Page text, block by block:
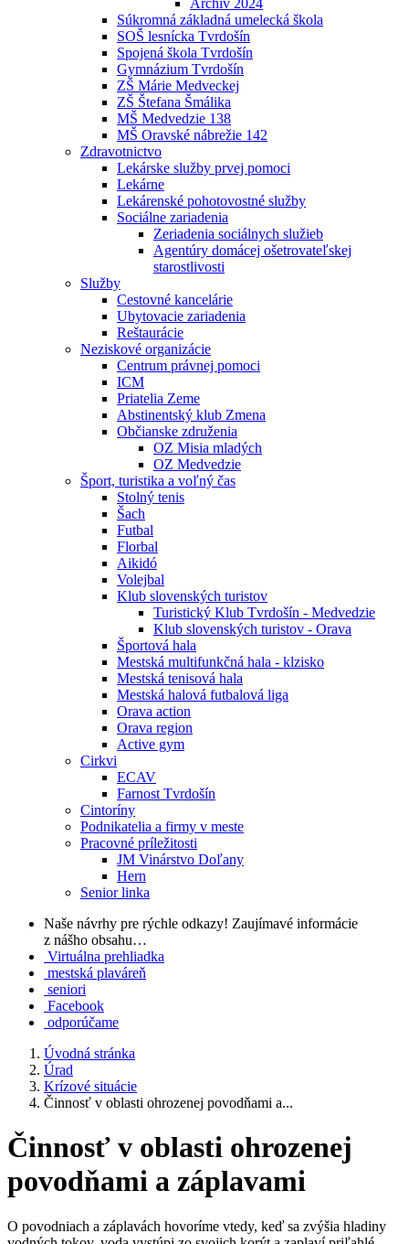
Archív 2024
Súkromná základná umelecká škola
SOŠ lesnícka Tvrdošín
Spojená škola Tvrdošín
Gymnázium Tvrdošín
ZŠ Márie Medveckej
ZŠ Štefana Šmálika
MŠ Medvedzie 138
MŠ Oravské nábrežie 142
Zdravotnictvo
Lekárske služby prvej pomoci
Lekárne
Lekárenské pohotovostné služby
Sociálne zariadenia
Zeriadenia sociálnych služieb
Agentúry domácej ošetrovateľskej
starostlivosti
Služby
Cestovné kancelárie
Ubytovacie zariadenia
Reštaurácie
Neziskové organizácie
Centrum právnej pomoci
ICM
Priatelia Zeme
Abstinentský klub Zmena
Občianske združenia
OZ Misia mladých
OZ Medvedzie
Šport, turistika a voľný čas
Stolný tenis
Šach
Futbal
Florbal
Aikidó
Volejbal
Klub slovenských turistov
Turistický Klub Tvrdošín - Medvedzie
Klub slovenských turistov - Orava
Športová hala
Mestská multifunkčná hala - klzisko
Mestská tenisová hala
Mestská halová futbalová liga
Orava action
Orava region
Active gym
Cirkvi
ECAV
Farnost Tvrdošín
Cintoríny
Podnikatelia a firmy v meste
Pracovné príležitosti
JM Vinárstvo Doľany
Hern
Senior linka
Naše návrhy pre rýchle odkazy! Zaujímavé informácie
z nášho obsahu…
Virtuálna prehliadka
mestská plaváreň
seniori
Facebook
odporúčame
Úvodná stránka
Úrad
Krízové situácie
Činnosť v oblasti ohrozenej povodňami a...
Činnosť v oblasti ohrozenej
povodňami a záplavami
O povodniach a záplavách hovoríme vtedy, keď sa zvýšia hladiny